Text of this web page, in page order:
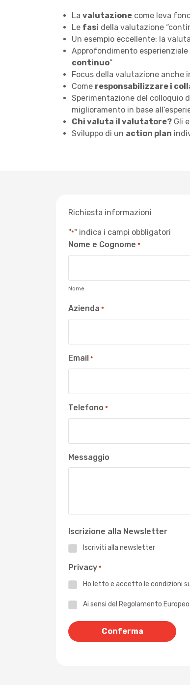
La valutazione come leva
Le fasi della valutazione
Un esempio eccellente: la
Approfondimento
continuo”
Focus della valutazione anche
Come responsabilizzare i
Sperimentazione del colloquio
miglioramento in base
Chi valuta il valutatore? Gli
Sviluppo di un action plan
Richiesta informazioni
"*" indica i campi obbligatori
Nome e Cognome *
Nome
Azienda *
Email *
Telefono *
Messaggio
Iscrizione alla Newsletter
Iscriviti alla newsletter
Privacy *
Ho letto e accetto le condizioni
PrivacyAi sensi del Regolamento